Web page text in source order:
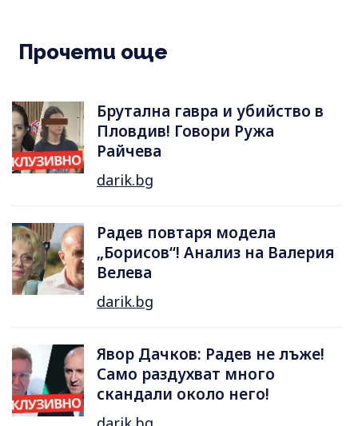
Прочети още
Брутална гавра и убийство в
Пловдив! Говори Ружа
Райчева
darik.bg
Радев повтаря модела
„Борисов“! Анализ на Валерия
Велева
darik.bg
Явор Дачков: Радев не лъже!
Само раздухват много
скандали около него!